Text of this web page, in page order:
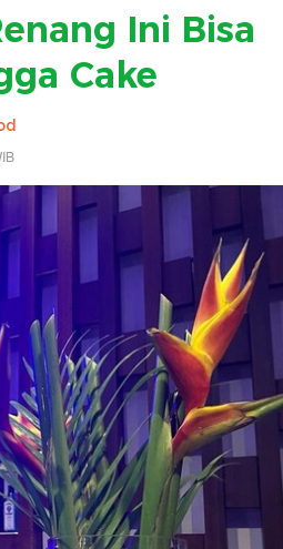
Ini Bisa
Cake